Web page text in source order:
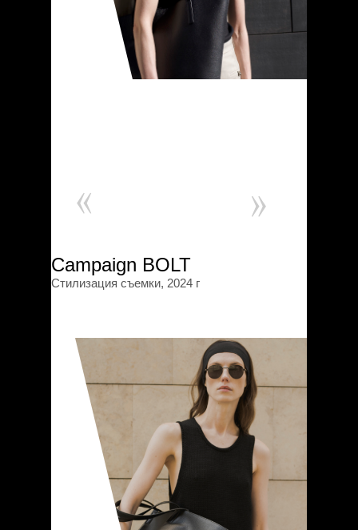
Campaign BOLT
Стилизация съемки, 2024 г